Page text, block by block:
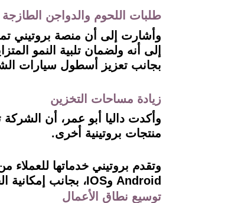
طلبات اللحوم والدواجن الطازجة
وأشارت إلى أن منصة بروتيني
بجانب تعزيز أسطول سيارات
زيادة مساحات التخزين
وأكدت داليا أبو عمر، أن
منتجات بروتينية أخرى.
Android وIOS، بجانب إمكانية الحصول على منتجات بروتيني من خلال العديد من منصات طلب البقالة أونلاين.
توسيع نطاق الأعمال